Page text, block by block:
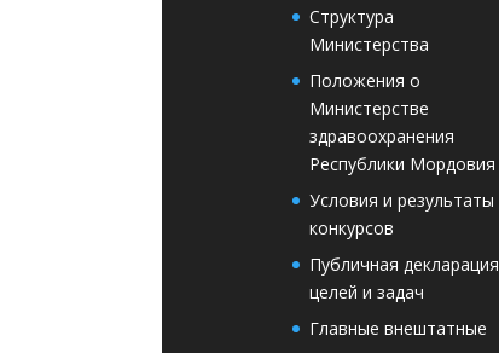
Структура
Министерства
Положения о
Министерстве
здравоохранения
Республики Мордовия
Условия и результаты
конкурсов
Публичная декларация
целей и задач
Главные внештатные